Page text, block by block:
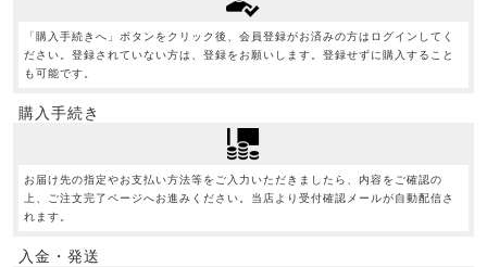
「購入手続きへ」ボタンをクリック後、会員登録がお済みの方はログインしてく
ださい。登録されていない方は、登録をお願いします。登録せずに購入すること
も可能です。
購入手続き
お届け先の指定やお支払い方法等をご入力いただきましたら、内容をご確認の
上、ご注文完了ページへお進みください。当店より受付確認メールが自動配信さ
れます。
入金・発送